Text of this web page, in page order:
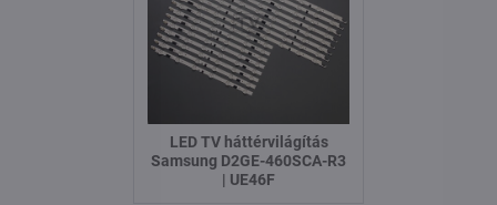
LED TV háttérvilágítás
Samsung D2GE-460SCA-R3
| UE46F